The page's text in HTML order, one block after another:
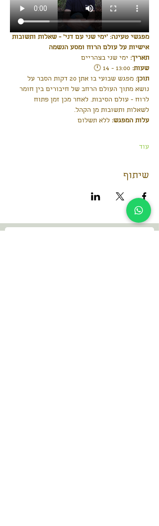
מפגשי טעינה: 'ימי שני עם דני' - שאלות ותשובות
אישיות על עולם הרוח ומסע הנשמה
תאריך: ימי שני בצהריים
שעות: 13:00 - 14 🕛
תוכן:
מפגש שבועי בו אתן 20 דקות הסבר על
נושא מתוך העולם הרחב של חיבורים בין חומר
לרוח - עולם הסיבות. לאחר מכן זמן פתוח
לשאלות ותשובות מן הקהל.
עלות המפגש: ללא תשלום
עוד
שיתוף